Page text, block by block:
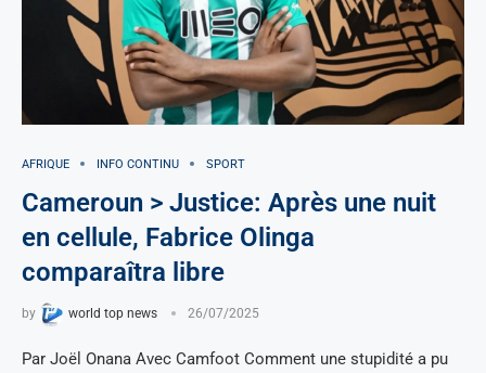
AFRIQUE INFO CONTINU SPORT
Cameroun > Justice: Après une nuit
en cellule, Fabrice Olinga
comparaîtra libre
by world top news 26/07/2025
Par Joël Onana Avec Camfoot Comment une stupidité a pu